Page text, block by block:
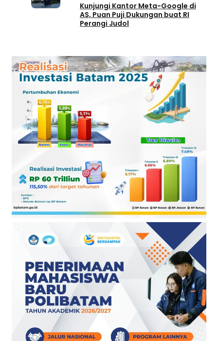
Kunjungi Kantor Meta-Google di
AS, Puan Puji Dukungan buat RI
Perangi Judol